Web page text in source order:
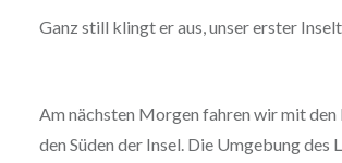
Ganz still klingt er aus, unser erster
Am nächsten Morgen fahren wir mit den
den Süden der Insel. Die Umgebung des